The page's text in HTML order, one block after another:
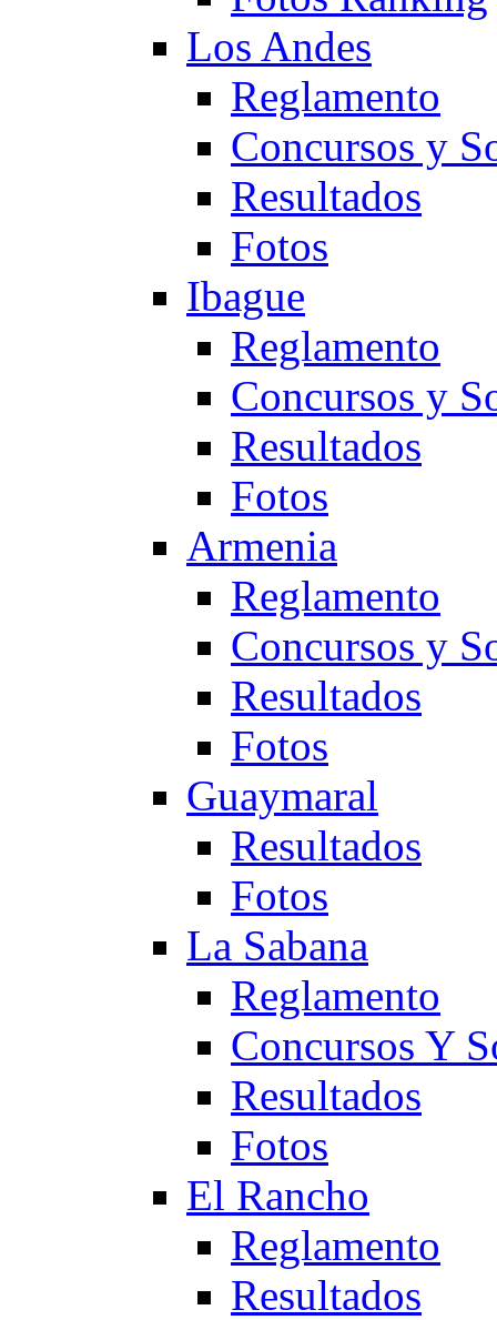
Los Andes
Reglamento
Concursos y
Resultados
Fotos
Ibague
Reglamento
Concursos y
Resultados
Fotos
Armenia
Reglamento
Concursos y
Resultados
Fotos
Guaymaral
Resultados
Fotos
La Sabana
Reglamento
Concursos Y
Resultados
Fotos
El Rancho
Reglamento
Resultados